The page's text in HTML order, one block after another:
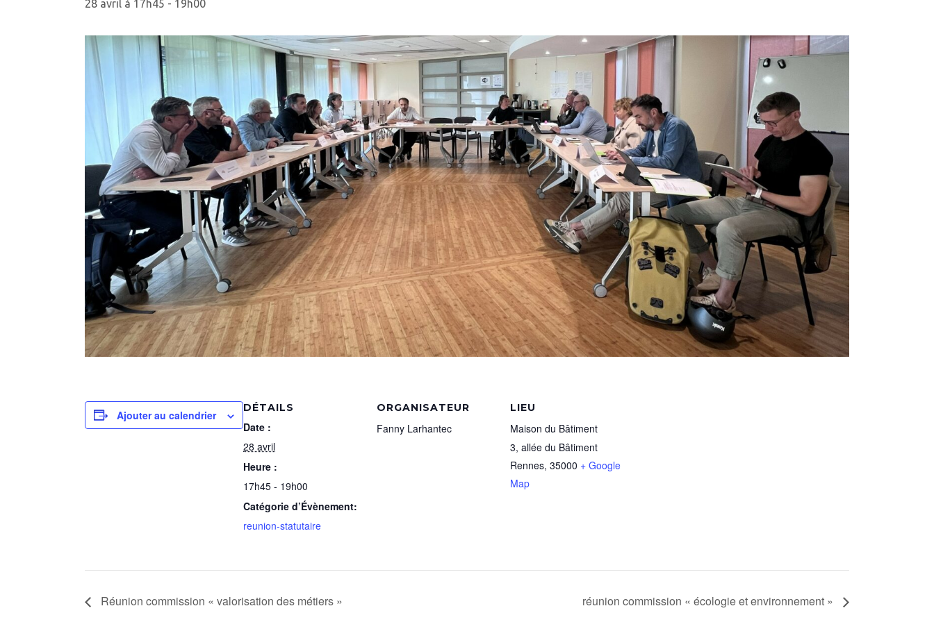
28 avril à 17h45 - 19h00
Ajouter au calendrier
DÉTAILS
Date :
28 avril
Heure :
17h45 - 19h00
Catégorie d’Évènement:
reunion-statutaire
ORGANISATEUR
Fanny Larhantec
LIEU
Maison du Bâtiment
3, allée du Bâtiment
Rennes, 35000 + Google
Map
Réunion commission « valorisation des métiers » réunion commission « écologie et environnement »